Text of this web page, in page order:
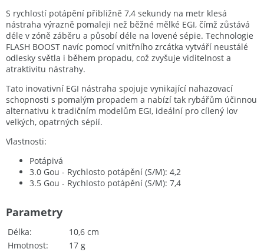
S rychlostí potápění přibližně 7,4 sekundy na metr klesá
nástraha výrazně pomaleji než běžné mělké EGI, čímž zůstává
déle v zóně záběru a působí déle na lovené sépie. Technologie
FLASH BOOST navíc pomocí vnitřního zrcátka vytváří neustálé
odlesky světla i během propadu, což zvyšuje viditelnost a
atraktivitu nástrahy.
Tato inovativní EGI nástraha spojuje vynikající nahazovací
schopnosti s pomalým propadem a nabízí tak rybářům účinnou
alternativu k tradičním modelům EGI, ideální pro cílený lov
velkých, opatrných sépií.
Vlastnosti:
Potápivá
3.0 Gou - Rychlosto potápění (S/M): 4,2
3.5 Gou - Rychlosto potápění (S/M): 7,4
Délka
10,6 cm
Hmotnost
17 g
Parametry